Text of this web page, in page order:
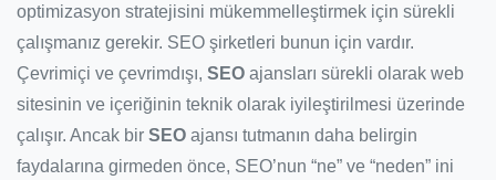
optimizasyon stratejisini mükemmelleştirmek için sürekli
çalışmanız gerekir. SEO şirketleri bunun için vardır.
Çevrimiçi ve çevrimdışı, SEO ajansları sürekli olarak web
sitesinin ve içeriğinin teknik olarak iyileştirilmesi üzerinde
çalışır. Ancak bir SEO ajansı tutmanın daha belirgin
faydalarına girmeden önce, SEO’nun “ne” ve “neden” ini